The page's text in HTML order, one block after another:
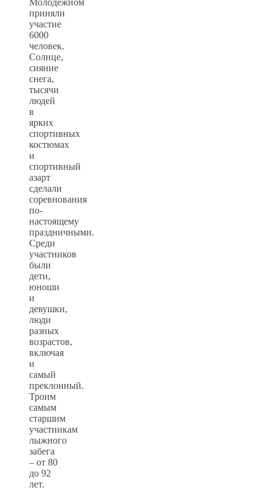
Молодежном
приняли
участие
6000
человек.
Солнце,
сияние
снега,
тысячи
людей
в
ярких
спортивных
костюмах
и
спортивный
азарт
сделали
соревнования
по-
настоящему
праздничными.
Среди
участников
были
дети,
юноши
и
девушки,
люди
разных
возрастов,
включая
и
самый
преклонный.
Троим
самым
старшим
участникам
лыжного
забега
– от 80
до 92
лет.